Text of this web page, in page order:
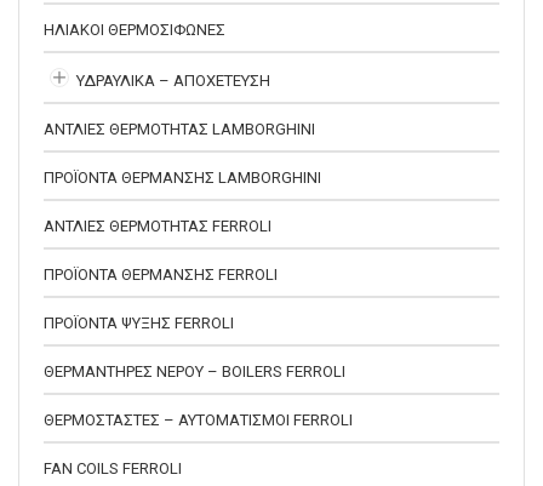
ΗΛΙΑΚΟΙ ΘΕΡΜΟΣΙΦΩΝΕΣ
ΥΔΡΑΥΛΙΚΑ – ΑΠΟΧΕΤΕΥΣΗ
ΑΝΤΛΙΕΣ ΘΕΡΜΟΤΗΤΑΣ LAMBORGHINI
ΠΡΟΪΟΝΤΑ ΘΕΡΜΑΝΣΗΣ LAMBORGHINI
ΑΝΤΛΙΕΣ ΘΕΡΜΟΤΗΤΑΣ FERROLI
ΠΡΟΪΟΝΤΑ ΘΕΡΜΑΝΣΗΣ FERROLI
ΠΡΟΪΟΝΤΑ ΨΥΞΗΣ FERROLI
ΘΕΡΜΑΝΤΗΡΕΣ ΝΕΡΟΥ – BOILERS FERROLI
ΘΕΡΜΟΣΤΑΣΤΕΣ – ΑΥΤΟΜΑΤΙΣΜΟΙ FERROLI
FAN COILS FERROLI